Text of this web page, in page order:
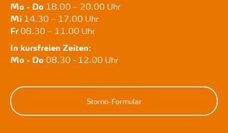
Mo - Do 18.00 – 20.00 Uhr
Mi 14.30 – 17.00 Uhr
Fr 08.30 – 11.00 Uhr
In kursfreien Zeiten:
Mo - Do 08.30 - 12.00 Uhr
Storno-Formular